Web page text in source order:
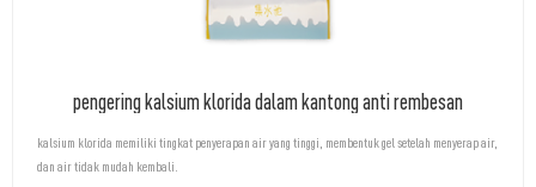
pengering kalsium klorida dalam kantong anti rembesan
kalsium klorida memiliki tingkat penyerapan air yang tinggi, membentuk gel setelah menyerap air,
dan air tidak mudah kembali.